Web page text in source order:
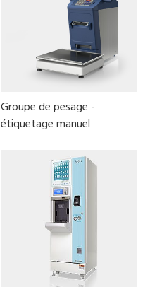
Groupe de pesage -
étiquetage manuel